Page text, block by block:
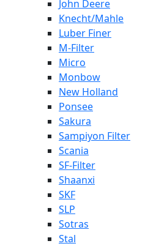
John Deere
Knecht/Mahle
Luber Finer
M-Filter
Micro
Monbow
New Holland
Ponsee
Sakura
Sampiyon Filter
Scania
SF-Filter
Shaanxi
SKF
SLP
Sotras
Stal